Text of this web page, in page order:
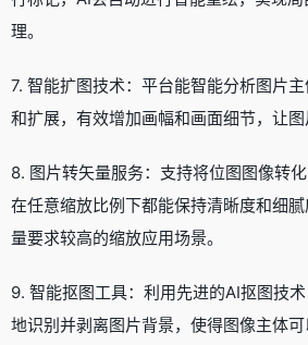
理。
7. 智能扩图技术：平台能智能分析图片
和扩展，有效增加画幅和画面细节，让图
8. 图片转矢量服务：支持将位图图像转
在任意缩放比例下都能保持清晰度和细
量要求较高的缩放应用场景。
9. 智能抠图工具：利用先进的AI抠图技
地识别并剥离图片背景，使得图像主体